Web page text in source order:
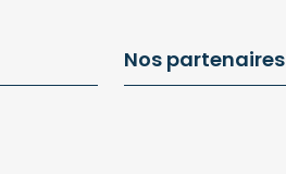
Nos partenaires